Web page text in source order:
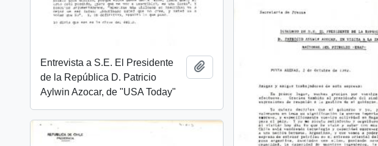
Entrevista a S.E. El Presidente
de la República D. Patricio
Aylwin Azocar, de "USA Today"
Añadir al portapapeles